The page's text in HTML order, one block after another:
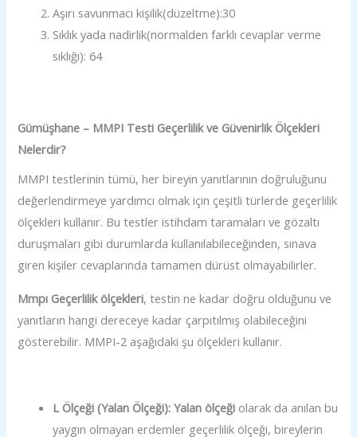
Aşırı savunmacı kişilik(düzeltme):30
Sıklık yada nadirlik(normalden farklı cevaplar verme
sıklığı): 64
Gümüşhane – MMPI Testi Geçerlilik ve Güvenirlik Ölçekleri
Nelerdir?
MMPI testlerinin tümü, her bireyin yanıtlarının doğruluğunu
değerlendirmeye yardımcı olmak için çeşitli türlerde geçerlilik
ölçekleri kullanır. Bu testler istihdam taramaları ve gözaltı
duruşmaları gibi durumlarda kullanılabileceğinden, sınava
giren kişiler cevaplarında tamamen dürüst olmayabilirler.
Mmpı Geçerlilik ölçekleri, testin ne kadar doğru olduğunu ve
yanıtların hangi dereceye kadar çarpıtılmış olabileceğini
gösterebilir. MMPI-2 aşağıdaki şu ölçekleri kullanır.
L Ölçeği (Yalan Ölçeği): Yalan ölçeği olarak da anılan bu
yaygın olmayan erdemler geçerlilik ölçeği, bireylerin